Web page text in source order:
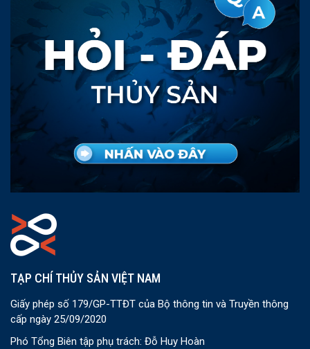
TẠP CHÍ THỦY SẢN VIỆT NAM
Giấy phép số 179/GP-TTĐT của Bộ thông tin và Truyền thông
cấp ngày 25/09/2020
Phó Tổng Biên tập phụ trách: Đỗ Huy Hoàn